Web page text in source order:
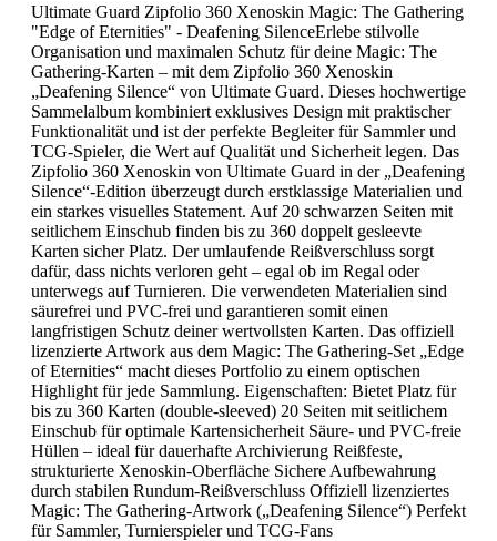
Ultimate Guard Zipfolio 360 Xenoskin Magic: The Gathering
"Edge of Eternities" - Deafening SilenceErlebe stilvolle
Organisation und maximalen Schutz für deine Magic: The
Gathering-Karten – mit dem Zipfolio 360 Xenoskin
„Deafening Silence“ von Ultimate Guard. Dieses hochwertige
Sammelalbum kombiniert exklusives Design mit praktischer
Funktionalität und ist der perfekte Begleiter für Sammler und
TCG-Spieler, die Wert auf Qualität und Sicherheit legen. Das
Zipfolio 360 Xenoskin von Ultimate Guard in der „Deafening
Silence“-Edition überzeugt durch erstklassige Materialien und
ein starkes visuelles Statement. Auf 20 schwarzen Seiten mit
seitlichem Einschub finden bis zu 360 doppelt gesleevte
Karten sicher Platz. Der umlaufende Reißverschluss sorgt
dafür, dass nichts verloren geht – egal ob im Regal oder
unterwegs auf Turnieren. Die verwendeten Materialien sind
säurefrei und PVC-frei und garantieren somit einen
langfristigen Schutz deiner wertvollsten Karten. Das offiziell
lizenzierte Artwork aus dem Magic: The Gathering-Set „Edge
of Eternities“ macht dieses Portfolio zu einem optischen
Highlight für jede Sammlung. Eigenschaften: Bietet Platz für
bis zu 360 Karten (double-sleeved) 20 Seiten mit seitlichem
Einschub für optimale Kartensicherheit Säure- und PVC-freie
Hüllen – ideal für dauerhafte Archivierung Reißfeste,
strukturierte Xenoskin-Oberfläche Sichere Aufbewahrung
durch stabilen Rundum-Reißverschluss Offiziell lizenziertes
Magic: The Gathering-Artwork („Deafening Silence“) Perfekt
für Sammler, Turnierspieler und TCG-Fans